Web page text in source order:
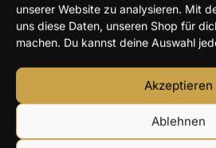
unserer Website zu analysieren. Mit
uns diese Daten, unseren Shop für
machen. Du kannst deine Auswahl
Akzeptieren
Ablehnen
14,96€
Goldfarbene Zirkonia Kreuzkette
22,69€